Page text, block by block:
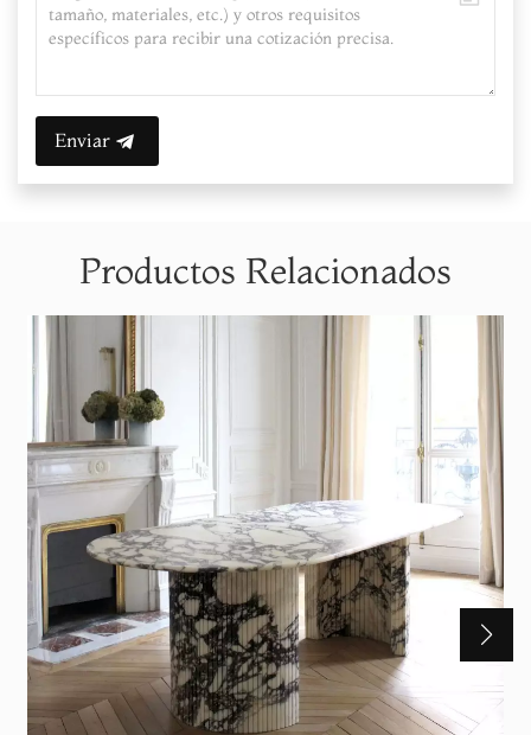
Enviar
Productos Relacionados